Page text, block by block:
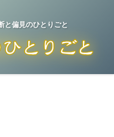
と偏見のひとりごと